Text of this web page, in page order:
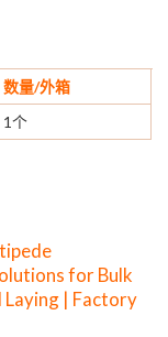
数量/外箱
1个
for Bulk
| Factory